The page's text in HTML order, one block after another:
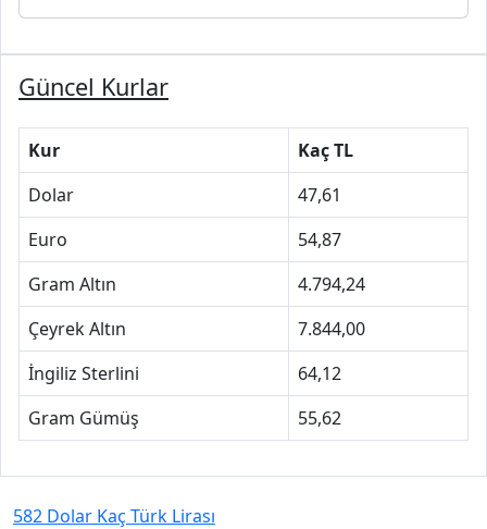
Güncel Kurlar
Kur
Kaç TL
Dolar
47,61
Euro
54,87
Gram Altın
4.794,24
Çeyrek Altın
7.844,00
İngiliz Sterlini
64,12
Gram Gümüş
55,62
582 Dolar Kaç Türk Lirası